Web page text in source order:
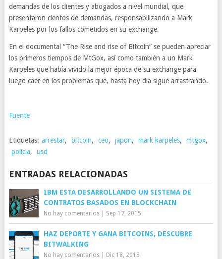
demandas de los clientes y abogados a nivel mundial, que
presentaron cientos de demandas, responsabilizando a Mark
Karpeles por los fallos cometidos en su exchange.
En el documental “The Rise and rise of Bitcoin” se pueden apreciar
los primeros tiempos de MtGox, así como también a un Mark
Karpeles que había vivido la mejor época de su exchange para
luego caer en los problemas que, hasta hoy día sigue arrastrando.
Fuente
Etiquetas: arrestar, bitcoin, ceo, japon, mark karpeles, mtgox,
policia, usd
ENTRADAS RELACIONADAS
IBM ESTA DESARROLLANDO UN SISTEMA DE
CONTRATOS BASADOS EN BLOCKCHAIN
No hay comentarios| Sep 17, 2015
HAZ DEPORTE Y GANA BITCOINS, DESCUBRE
BITWALKING
No hay comentarios| Dic 18, 2015